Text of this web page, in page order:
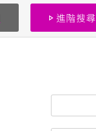
進階搜尋